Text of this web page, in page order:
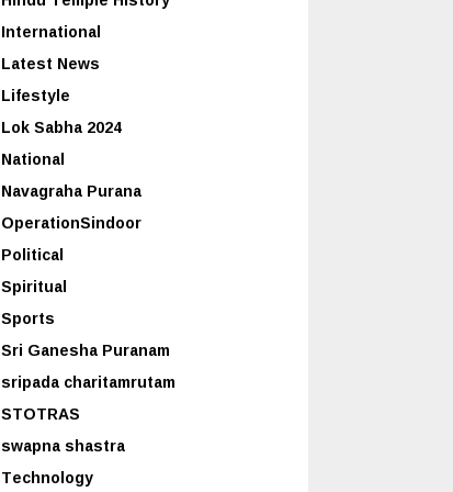
International
Latest News
Lifestyle
Lok Sabha 2024
National
Navagraha Purana
OperationSindoor
Political
Spiritual
Sports
Sri Ganesha Puranam
sripada charitamrutam
STOTRAS
swapna shastra
Technology